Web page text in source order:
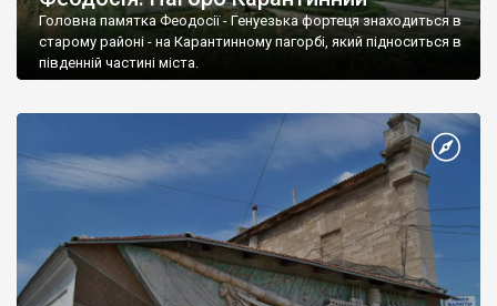
Головна памятка Феодосії - Генуезька фортеця знаходиться в
старому районі - на Карантинному пагорбі, який підноситься в
південній частині міста.